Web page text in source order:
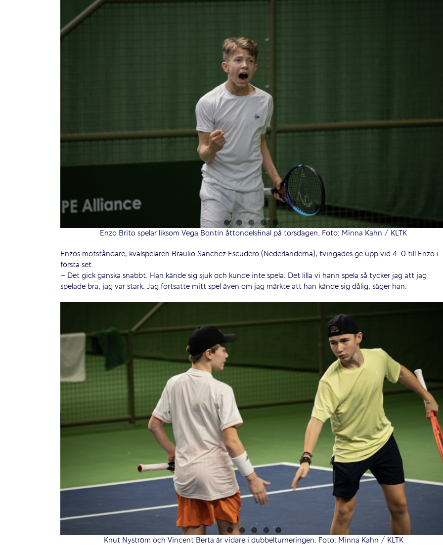
Enzo Brito spelar liksom Vega Bontin åttondelsfinal på torsdagen. Foto: Minna Kahn / KLTK
Enzos motståndare, kvalspelaren Braulio Sanchez Escudero (Nederländerna), tvingades ge upp vid 4-0 till Enzo i
första set.
– Det gick ganska snabbt. Han kände sig sjuk och kunde inte spela. Det lilla vi hann spela så tycker jag att jag
spelade bra, jag var stark. Jag fortsatte mitt spel även om jag märkte att han kände sig dålig, säger han.
Knut Nyström och Vincent Berta är vidare i dubbelturneringen. Foto: Minna Kahn / KLTK